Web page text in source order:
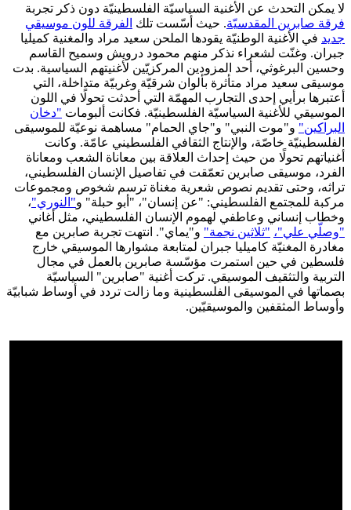
لا يمكن التحدث عن الأغنية السياسيّة الفلسطينيّة دون ذكر تجربة
فرقة صابرين المقدسيّة. حيث أسّست تلك الفرقة للون موسيقي
جديد في الأغنية الوطنيّة يقودها الملحن سعيد مراد والمغنية كميليا
جبران. وغنّت لشعراء نذكر منهم محمود درويش وسميح القاسم
وحسين البرغوثي، أحد المزودين المركزيّين لأغنيتهم السياسية. بدت
موسيقى سعيد مراد متأثرة بألوان شرقيّة وغربيّة متداخلة، التي
أعتبرها برأيي إحدى التجارب المهمّة التي أحدثت تحولًا في اللون
الموسيقي للأغنية السياسيّة الفلسطينيّة. فكانت ألبومات "دخان
البراكين" و"موت النبي" و"جاي الحمام" مساهمة نوعيّة للموسيقى
الفلسطينيّة خاصّة، والإنتاج الثقافي الفلسطيني عامّة. وكانت
أغنياتهم تحولًا من حيث إحداث العلاقة بين معاناة الشعب ومعاناة
الفرد، موسيقى صابرين تعمّقت في تفاصيل الإنسان الفلسطيني،
تراثه، وحتى تقديم نصوص شعرية مغناة ترسم شخوص ومجموعات
مركبة للمجتمع الفلسطيني: "عن إنسان"، "أبو حبلة" و"النوري"،
وخطاب إنساني وعاطفي لهموم الإنسان الفلسطيني، مثل أغاني
"وصلّي علي"، "ثلاثين نجمة" و"يماي". انتهت تجربة صابرين مع
مغادرة المغنيّة كاميليا جبران لمتابعة مشوارها الموسيقي خارج
فلسطين في حين استمرت مؤسّسة صابرين بالعمل في مجال
التربية والتثقيف الموسيقي. تركت أغنية "صابرين" السياسيّة
بصماتها في الموسيقى الفلسطينية وما زالت تردد في أوساط شبابيّة
وأوساط المثقفين والموسيقيّين.